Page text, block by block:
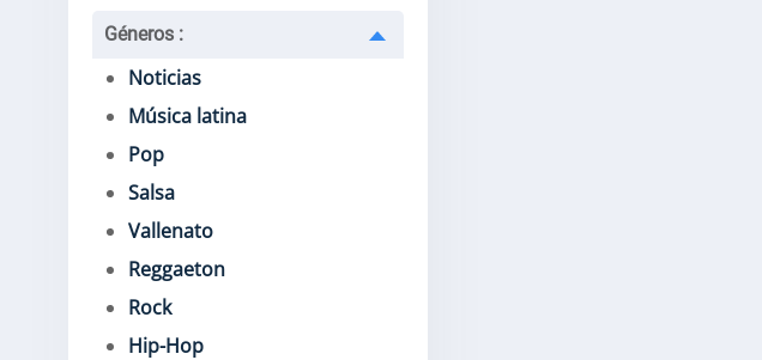
Géneros :
Noticias
Música latina
Pop
Salsa
Vallenato
Reggaeton
Rock
Hip-Hop